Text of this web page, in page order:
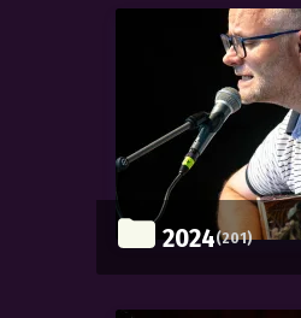
2024(201)